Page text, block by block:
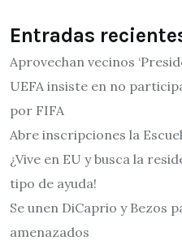
Entradas
Aprovechan vecinos
UEFA insiste en no
por FIFA
Abre inscripciones la
¿Vive en EU y busca la
tipo de ayuda!
Se unen DiCaprio y Bezos
amenazados